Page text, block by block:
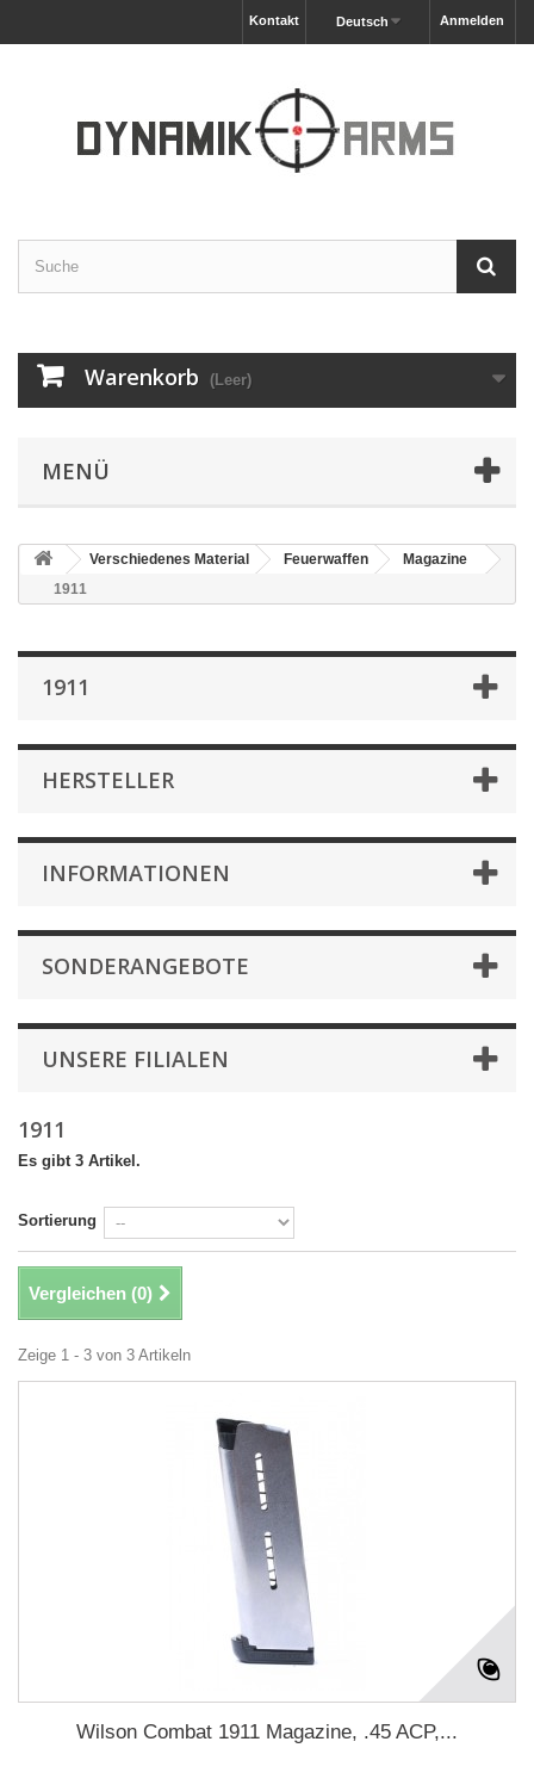
Anmelden
Deutsch
Kontakt
Warenkorb (Leer)
MENÜ
Verschiedenes Material Feuerwaffen
Magazine
1911
1911
HERSTELLER
INFORMATIONEN
SONDERANGEBOTE
UNSERE FILIALEN
1911
Es gibt 3 Artikel.
Sortierung
Vergleichen (0)
Zeige 1 - 3 von 3 Artikeln
Wilson Combat 1911 Magazine, .45 ACP,...